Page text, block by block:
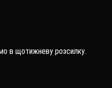
в щотижневу розсилку.